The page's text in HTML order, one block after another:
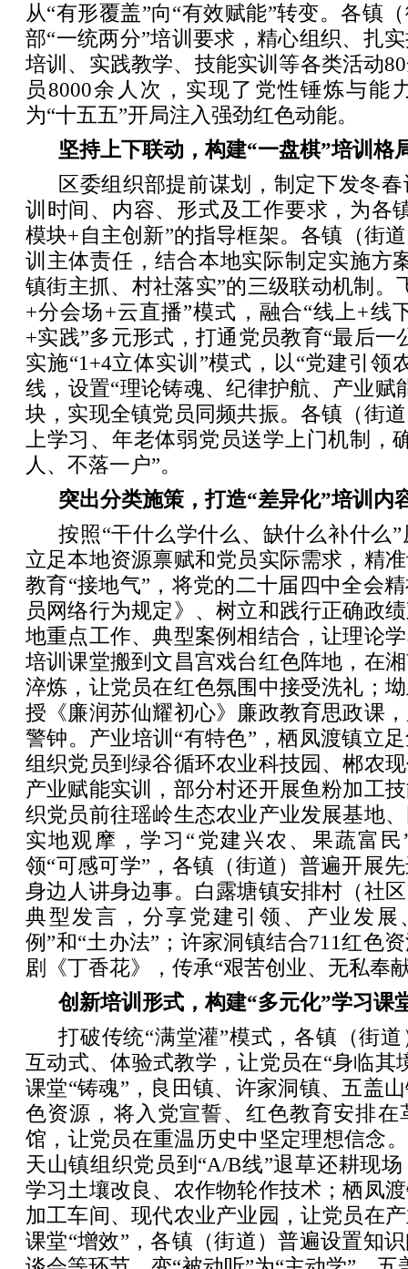
从“有形覆盖”向“有效赋能”转变。各镇
部“一统两分”培训要求，精心组织、扎
培训、实践教学、技能实训等各类活动
员8000余人次，实现了党性锤炼与能
为“十五五”开局注入强劲红色动能。
坚持上下联动，构建“一盘棋”培训格
区委组织部提前谋划，制定下发冬
训时间、内容、形式及工作要求，为各
模块+自主创新”的指导框架。各镇（街
训主体责任，结合本地实际制定实施方
镇街主抓、村社落实”的三级联动机制。
+分会场+云直播”模式，融合“线上+线
+实践”多元形式，打通党员教育“最后一
实施“1+4立体实训”模式，以“党建引领
线，设置“理论铸魂、纪律护航、产业赋
块，实现全镇党员同频共振。各镇（街
上学习、年老体弱党员送学上门机制，
人、不落一户”。
突出分类施策，打造“差异化”培训内
按照“干什么学什么、缺什么补什么
立足本地资源禀赋和党员实际需求，精
教育“接地气”，将党的二十届四中全会
员网络行为规定》、树立和践行正确政
地重点工作、典型案例相结合，让理论
培训课堂搬到文昌宫戏台红色阵地，在
淬炼，让党员在红色氛围中接受洗礼；
授《廉润苏仙耀初心》廉政教育思政课
警钟。产业培训“有特色”，栖凤渡镇立
组织党员到绿谷循环农业科技园、郴农
产业赋能实训，部分村还开展鱼粉加工
织党员前往瑶岭生态农业产业发展基地
实地观摩，学习“党建兴农、果蔬富
领“可感可学”，各镇（街道）普遍开展
身边人讲身边事。白露塘镇安排村（社
典型发言，分享党建引领、产业发展
例”和“土办法”；许家洞镇结合711红色
剧《丁香花》，传承“艰苦创业、无私奉
创新培训形式，构建“多元化”学习课
打破传统“满堂灌”模式，各镇（街
互动式、体验式教学，让党员在“身临其
课堂“铸魂”，良田镇、许家洞镇、五盖
色资源，将入党宣誓、红色教育安排在
馆，让党员在重温历史中坚定理想信念
天山镇组织党员到“A/B线”退草还耕现
学习土壤改良、农作物轮作技术；栖凤
加工车间、现代农业产业园，让党员在
课堂“增效”，各镇（街道）普遍设置知